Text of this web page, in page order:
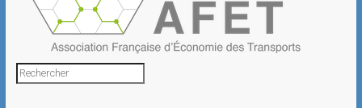
Association